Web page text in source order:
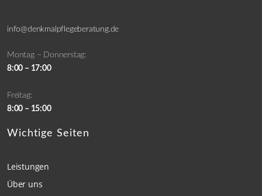
info@denkmalpflegeberatung.de
Montag – Donnerstag:
8:00 – 17:00
Freitag:
8:00 – 15:00
Wichtige Seiten
Leistungen
Über uns